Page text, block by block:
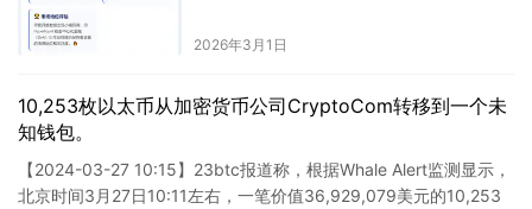
2026年3月1日
10,253枚以太币从加密货币公司CryptoCom转移到一个未
知钱包。
【2024-03-27 10:15】23btc报道称，根据Whale Alert监测显示，
北京时间3月27日10:11左右，一笔价值36,929,079美元的10,253